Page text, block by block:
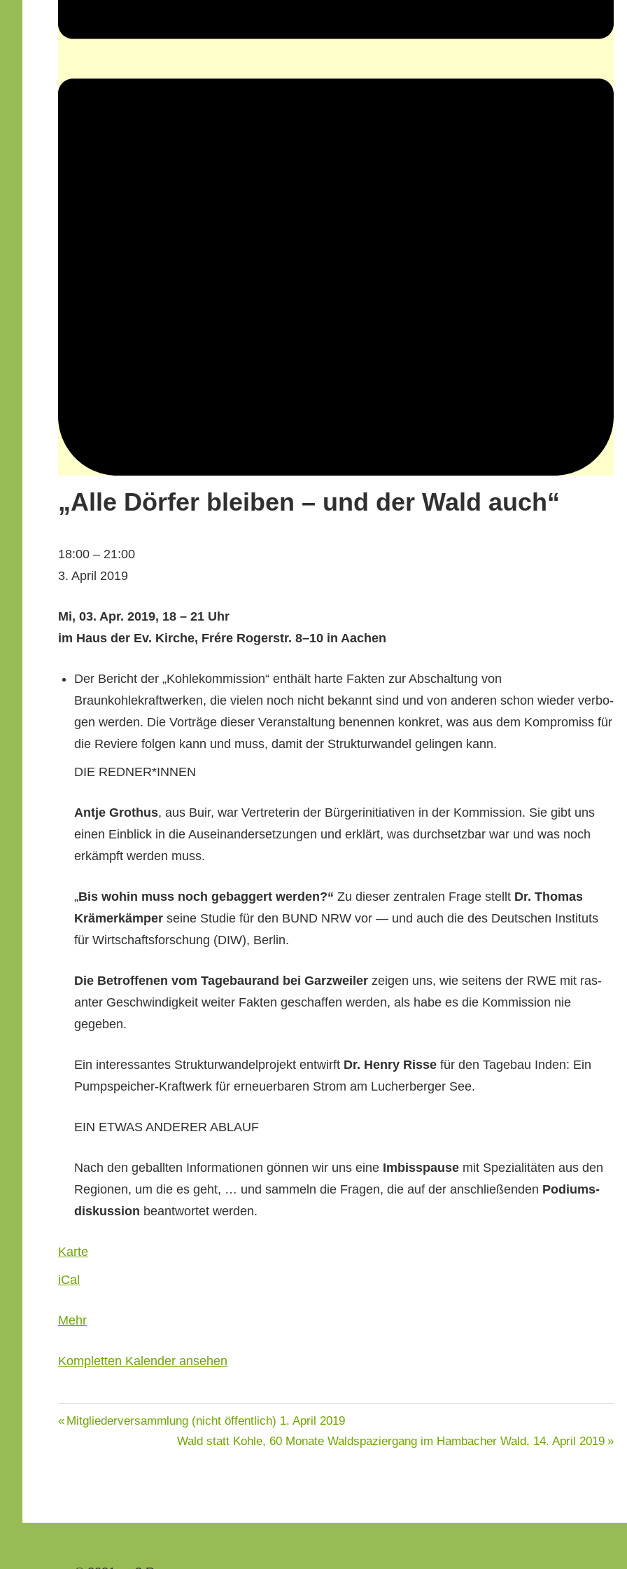
„Alle Dörfer bleiben – und der Wald auch“
„Alle
Dör­
bleiben
–
der
Wald auch“
18:00 – 21:00
3. April 2019
Mi, 03. Apr. 2019, 18 – 21 Uhr
im Haus der Ev. Kirche, Frére Roger­str. 8–10 in Aachen
Der Bericht der „Kohlekom­mis­sion“ enthält harte Fak­ten zur Abschal­tung von
Braunkohlekraftwerken, die vie­len noch nicht bekan­nt sind und von anderen schon wieder ver­bo­
gen wer­den. Die Vorträge dieser Ver­anstal­tung benen­nen konkret, was aus dem Kom­pro­miss für
die Reviere fol­gen kann und muss, damit der Struk­tur­wan­del gelin­gen kann.
DIE REDNER*INNEN
Antje Grothus, aus Buir, war Vertreterin der Bürg­erini­tia­tiv­en in der Kom­mis­sion. Sie gibt uns
einen Ein­blick in die Auseinan­der­set­zun­gen und erk­lärt, was durch­set­zbar war und was noch
erkämpft wer­den muss.
„Bis wohin muss noch gebag­gert wer­den?“ Zu dieser zen­tralen Frage stellt Dr. Thomas
Krämerkäm­per seine Studie für den BUND NRW vor — und auch die des Deutschen Insti­tuts
für Wirtschafts­forschung (DIW), Berlin.
Die Betrof­fe­nen vom Tage­bau­rand bei Garzweil­er zeigen uns, wie seit­ens der RWE mit ras­
an­ter Geschwindigkeit weit­er Fak­ten geschaf­fen wer­den, als habe es die Kom­mis­sion nie
gegeben.
Ein inter­es­santes Struk­tur­wan­del­pro­jekt entwirft Dr. Hen­ry Risse für den Tage­bau Inden: Ein
Pump­spe­ich­er-Kraftwerk für erneuer­baren Strom am Lucher­berg­er See.
EIN ETWAS ANDERER ABLAUF
Nach den geball­ten Infor­ma­tio­nen gön­nen wir uns eine Imbiss­pause mit Spezial­itäten aus den
Regio­nen, um die es geht, … und sam­meln die Fra­gen, die auf der anschließen­den Podi­ums­
diskus­sion beant­wortet werden.
KarteFrere
iCal
Mehrüber
Kom­plet­ten Kalen­der ansehen
Beitragsnavigation
Mitgliederversammlung (nicht öffentlich) 1. April 2019
Wald statt Kohle, 60 Monate Waldspaziergang im Hambacher Wald, 14. April 2019